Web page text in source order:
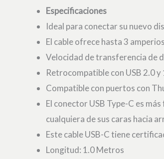
Especificaciones
Ideal para conectar su nuevo
El cable ofrece hasta 3
Velocidad de transferencia de
Retrocompatible con USB 2.0 y
Compatible con puertos con
El conector USB Type-C es
cualquiera de sus caras hacia
Este cable USB-C tiene
Longitud: 1.0 Metros